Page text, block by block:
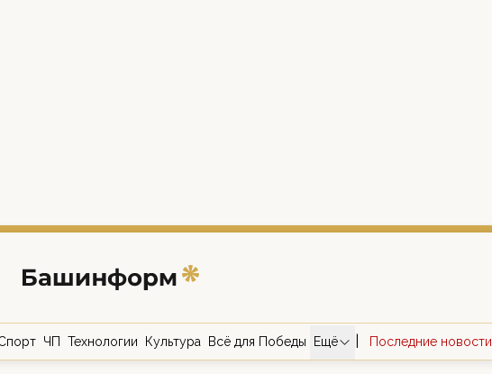
ЧП Технологии Культура Всё для Победы Ещё Последние новости